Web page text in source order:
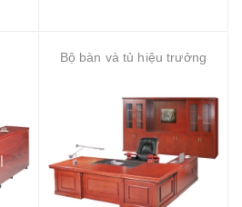
Bộ bàn và tủ hiệu trưởng